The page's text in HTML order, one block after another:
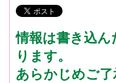
情報は書き込
ります。
あらかじめご了